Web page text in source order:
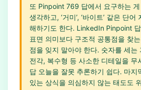
또 Pinpoint 769 답에서 요구하는
생각하고, ‘거미’, ‘바이트’ 같은 단
해하기도 한다. LinkedIn Pinpoint
표면 의미보다 구조적 공통점을 찾
점을 잊지 말아야 한다. 숫자를 세는
전각, 복수형 등 사소한 디테일을 무
답 오늘을 잘못 추론하기 쉽다. 마지
있는 상식을 의심하지 않는 태도도